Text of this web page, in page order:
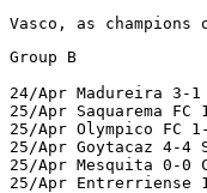
Vasco, as
Group B
24/Apr Madureira 3-
25/Apr Saquarema FC
25/Apr Olympico FC
25/Apr Goytacaz 4-4
25/Apr Mesquita 0-0
25/Apr Entrerriense